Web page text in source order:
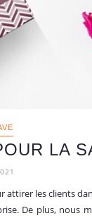
LA
les clients
De plus, nous